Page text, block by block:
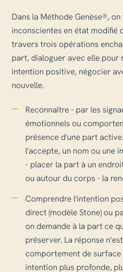
Dans la Méthode Genèse®,
inconscientes en état modifié
travers trois opérations
part, dialoguer avec elle pour
intention positive, négocier
nouvelle.
Reconnaître - par les
émotionnels ou
présence d'une part
l'accepte, un nom ou une
- placer la part à un
ou autour du corps - la
Comprendre l'intention
direct (modèle Stone) ou
on demande à la part ce
préserver. La réponse
comportement de
intention plus profonde,